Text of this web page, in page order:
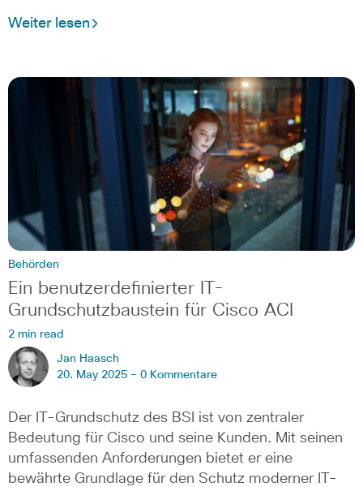
Weiter lesen
Behörden
Ein benutzerdefinierter IT-
Grundschutzbaustein für Cisco ACI
2 min read
Jan Haasch
20. May 2025 - 0 Kommentare
Der IT-Grundschutz des BSI ist von zentraler
Bedeutung für Cisco und seine Kunden. Mit seinen
umfassenden Anforderungen bietet er eine
bewährte Grundlage für den Schutz moderner IT-